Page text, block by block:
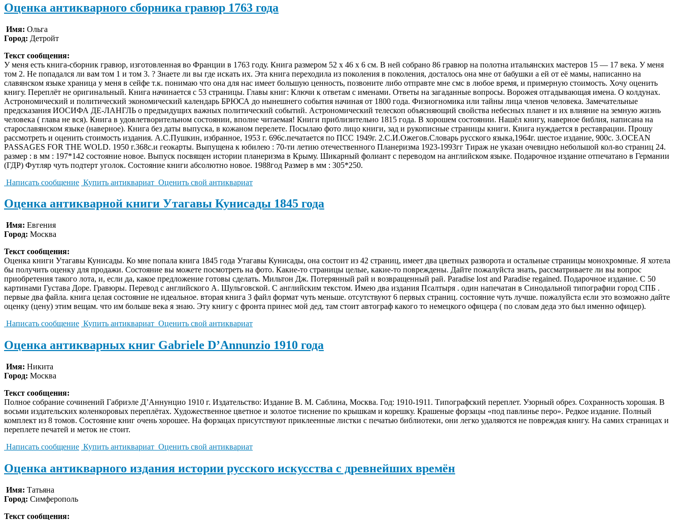
Оценка антикварного сборника гравюр 1763 года
Имя: Ольга
Город: Детройт
Текст сообщения:
У меня есть книга-сборник гравюр, изготовленная во Франции в 1763 году. Книга размером 52 х 46 х 6 см. В ней собрано 86 гравюр на полотна итальянских мастеров 15 — 17 века. У меня
том 2. Не попадался ли вам том 1 и том 3. ? Знаете ли вы где искать их. Эта книга переходила из поколения в поколения, досталось она мне от бабушки а ей от её мамы, написанно на
славянском языке храница у меня в сейфе т.к. понимаю что она для нас имеет большую ценность, позвоните либо отправте мне смс в любое время, и примерную стоимость. Хочу оценить
книгу. Переплёт не оригинальный. Книга начинается с 53 страницы. Главы книг: Ключи к ответам с именами. Ответы на загаданные вопросы. Ворожея отгадывающая имена. О колдунах.
Астрономический и политический экономический календарь БРЮСА до нынешнего события начиная от 1800 года. Физиогномика или тайны лица членов человека. Замечательные
предсказания ИОСИФА ДЕ-ЛАНГЛЬ о предъидущих важных политический событий. Астрономический телескоп объясняющий свойства небесных планет и их влияние на земную жизнь
человека ( глава не вся). Книга в удовлетворительном состоянии, вполне читаемая! Книги приблизительно 1815 года. В хорошем состоянии. Нашёл книгу, наверное библия, написана на
старославянском языке (наверное). Книга без даты выпуска, в кожаном перелете. Посылаю фото лицо книги, зад и рукописные страницы книги. Книга нуждается в реставрации. Прошу
рассмотреть и оценить стоимость издания. А.С.Пушкин, избранное, 1953 г. 696с.печатается по ПСС 1949г. 2.С.И.Ожегов.Словарь русского языка,1964г. шестое издание, 900c. 3.OCEAN
PASSAGES FOR THE WOLD. 1950 г.368с.и геокарты. Выпущена к юбилею : 70-ти летию отечественного Планеризма 1923-1993гг Тираж не указан очевидно небольшой кол-во страниц 24.
размер : в мм : 197*142 состояние новое. Выпуск посвящен истории планеризма в Крыму. Шикарный фолиант с переводом на английском языке. Подарочное издание отпечатано в Германии
(ГДР) Футляр чуть подтерт уголок. Состояние книги абсолютно новое. 1988год Размер в мм : 305*250.
Написать сообщение Купить антиквариат Оценить свой антиквариат
Оценка антикварной книги Утагавы Кунисады 1845 года
Имя: Евгения
Город: Москва
Текст сообщения:
Оценка книги Утагавы Кунисады. Ко мне попала книга 1845 года Утагавы Кунисады, она состоит из 42 страниц, имеет два цветных разворота и остальные страницы монохромные. Я хотела
бы получить оценку для продажи. Состояние вы можете посмотреть на фото. Какие-то страницы целые, какие-то повреждены. Дайте пожалуйста знать, рассматриваете ли вы вопрос
приобретения такого лота, и, если да, какое предложение готовы сделать. Мильтон Дж. Потерянный рай и возвращенный рай. Paradise lost and Paradise regained. Подарочное издание. С 50
картинами Густава Доре. Гравюры. Перевод с английского А. Шульговской. С английским текстом. Имею два издания Псалтыря . один напечатан в Синодальной типографии город СПБ .
первые два файла. книга целая состояние не идеальное. вторая книга 3 файл формат чуть меньше. отсутствуют 6 первых страниц. состояние чуть лучше. пожалуйста если это возможно дайте
оценку (цену) этим вещам. что им больше века я знаю. Эту книгу с фронта принес мой дед, там стоит автограф какого то немецкого офицера ( по словам деда это был именно офицер).
Написать сообщение Купить антиквариат Оценить свой антиквариат
Оценка антикварных книг Gabriele D’Annunzio 1910 года
Имя: Никита
Город: Москва
Текст сообщения:
Полное собрание сочинений Габриэле Д’Аннунцио 1910 г. Издательство: Издание В. М. Саблина, Москва. Год: 1910-1911. Типографский переплет. Узорный обрез. Сохранность хорошая. В
восьми издательских коленкоровых переплётах. Художественное цветное и золотое тиснение по крышкам и корешку. Крашеные форзацы «под павлинье перо». Редкое издание. Полный
комплект из 8 томов. Состояние книг очень хорошее. На форзацах присутствуют приклеенные листки с печатью библиотеки, они легко удаляются не повреждая книгу. На самих страницах и
переплете печатей и меток не стоит.
Написать сообщение Купить антиквариат Оценить свой антиквариат
Оценка антикварного издания истории русского искусства с древнейших времён
Имя: Татьяна
Город: Симферополь
Текст сообщения: